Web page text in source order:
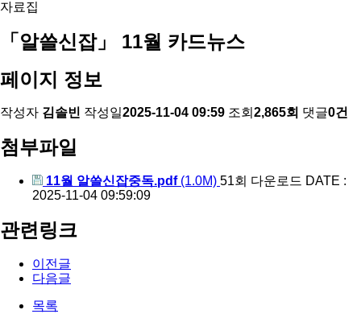
자료집
「알쓸신잡」 11월 카드뉴스
페이지 정보
작성자 김솔빈 작성일2025-11-04 09:59 조회 2,865회 댓글0건
첨부파일
11월 알쓸신잡중독.pdf(1.0M) 51회 다운로드 DATE :
2025-11-04 09:59:09
관련링크
이전글
다음글
목록